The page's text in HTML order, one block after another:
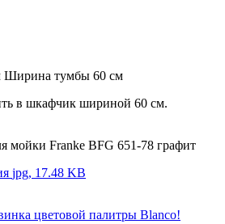
Ширина тумбы 60 см
в шкафчик шириной 60 см.
мойки Franke BFG 651-78 графит
jpg, 17.48 KB